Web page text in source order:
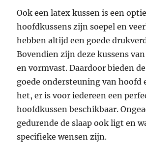
Ook een latex kussen is een
hoofdkussens zijn soepel en
hebben altijd een goede
Bovendien zijn deze kussens
en vormvast. Daardoor bieden
goede ondersteuning van hoofd
het, er is voor iedereen een
hoofdkussen beschikbaar.
gedurende de slaap ook ligt en
specifieke wensen zijn.